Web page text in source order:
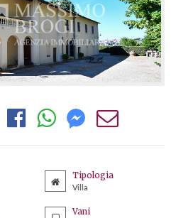
Tipologia
Villa
Vani